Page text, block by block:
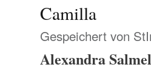
Camilla
Gespeichert von
Alexandra